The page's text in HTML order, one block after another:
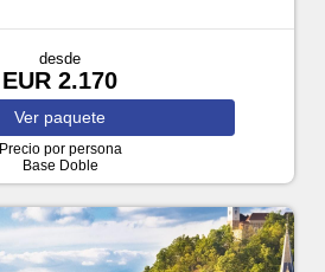
desde
EUR 2.170
Ver paquete
Precio por persona
Base Doble